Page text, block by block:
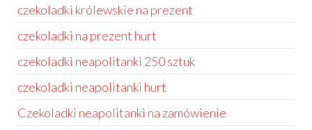
czekoladki królewskie na prezent
czekoladki na prezent hurt
czekoladki neapolitanki 250 sztuk
czekoladki neapolitanki hurt
Czekoladki neapolitanki na zamówienie